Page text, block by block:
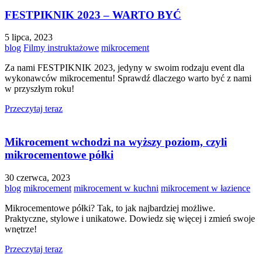
FESTPIKNIK 2023 – WARTO BYĆ
5 lipca, 2023
blog Filmy instruktażowe mikrocement
Za nami FESTPIKNIK 2023, jedyny w swoim rodzaju event dla
wykonawców mikrocementu! Sprawdź dlaczego warto być z nami
w przyszłym roku!
Przeczytaj teraz
Mikrocement wchodzi na wyższy poziom, czyli
mikrocementowe półki
30 czerwca, 2023
blog mikrocement mikrocement w kuchni mikrocement w łazience
Mikrocementowe półki? Tak, to jak najbardziej możliwe.
Praktyczne, stylowe i unikatowe. Dowiedz się więcej i zmień swoje
wnętrze!
Przeczytaj teraz